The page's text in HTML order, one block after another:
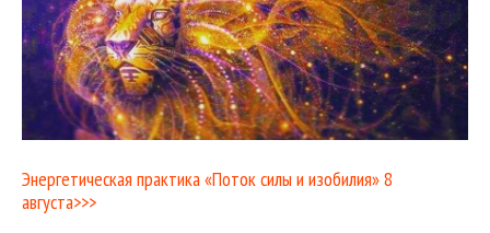
Энергетическая практика «Поток силы и изобилия» 8
августа>>>